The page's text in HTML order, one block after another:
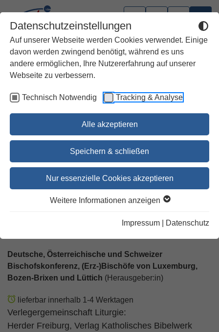
Datenschutzeinstellungen
Auf unserer Webseite werden Cookies verwendet. Einige
davon werden zwingend benötigt, während es uns
andere ermöglichen, Ihre Nutzererfahrung auf unserer
Webseite zu verbessern.
Technisch Notwendig Tracking & Analyse
Alle akzeptieren
Speichern & schließen
Nur essenzielle Cookies akzeptieren
Weitere Informationen anzeigen
Impressum Datenschutz
Lektionar zum Stundenbuch
Jahresreihe I, Heft 7
Deutsche, Österreichische und Schweizer
Bischofskonferenz, (Erz-)Bischöfe von Luxemburg,
Bozen-Brixen und Lüttich (Herausgeber:in)
lieferbar innerhalb 1-4 Werktagen
Verlegergemeinschaft Liturgie:
Herder Freiburg, Verlag Katholisches Bibelwerk